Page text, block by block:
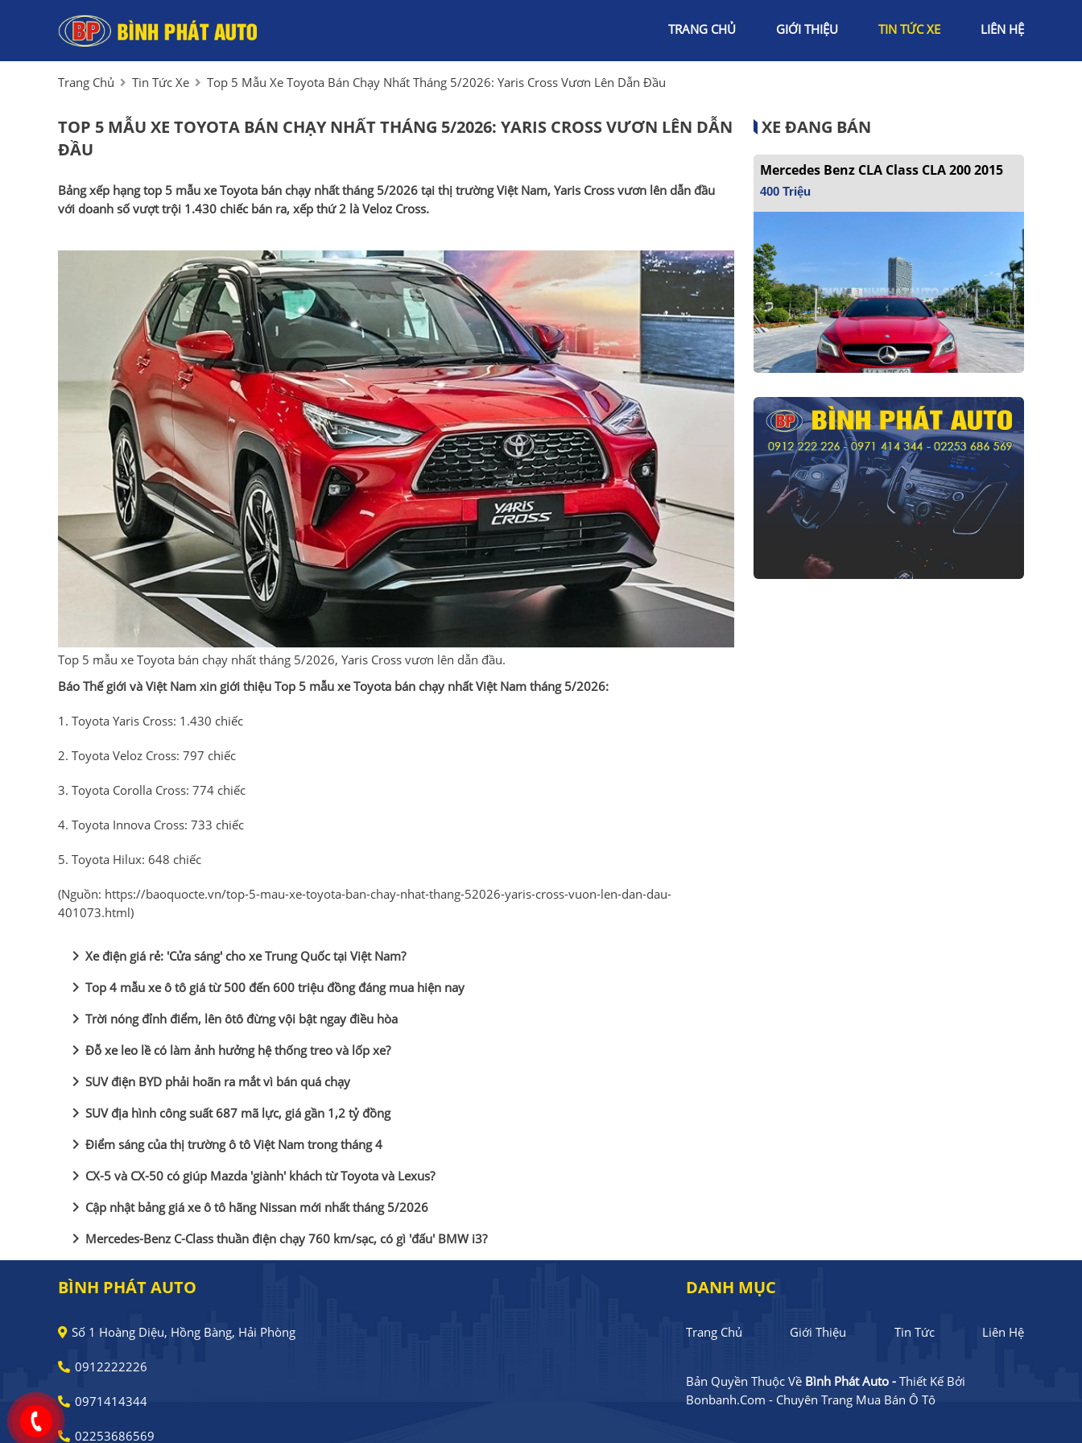
TRANG CHỦ GIỚI THIỆU TIN TỨC XE LIÊN HỆ
Trang Chủ Tin Tức Xe Top 5 Mẫu Xe Toyota Bán Chạy Nhất Tháng 5/2026: Yaris Cross Vươn Lên Dẫn Đầu
TOP 5 MẪU XE TOYOTA BÁN CHẠY NHẤT THÁNG 5/2026: YARIS CROSS VƯƠN LÊN DẪN
ĐẦU
Bảng xếp hạng top 5 mẫu xe Toyota bán chạy nhất tháng 5/2026 tại thị trường Việt Nam, Yaris Cross vươn lên dẫn đầu
với doanh số vượt trội 1.430 chiếc bán ra, xếp thứ 2 là Veloz Cross.
Top 5 mẫu xe Toyota bán chạy nhất tháng 5/2026, Yaris Cross vươn lên dẫn đầu.
Báo Thế giới và Việt Nam xin giới thiệu Top 5 mẫu xe Toyota bán chạy nhất Việt Nam tháng 5/2026:
1. Toyota Yaris Cross: 1.430 chiếc
2. Toyota Veloz Cross: 797 chiếc
3. Toyota Corolla Cross: 774 chiếc
4. Toyota Innova Cross: 733 chiếc
5. Toyota Hilux: 648 chiếc
(Nguồn: https://baoquocte.vn/top-5-mau-xe-toyota-ban-chay-nhat-thang-52026-yaris-cross-vuon-len-dan-dau-
401073.html)
chevron_right Xe điện giá rẻ: 'Cửa sáng' cho xe Trung Quốc tại Việt Nam?
chevron_right Top 4 mẫu xe ô tô giá từ 500 đến 600 triệu đồng đáng mua hiện nay
chevron_right Trời nóng đỉnh điểm, lên ôtô đừng vội bật ngay điều hòa
chevron_right Đỗ xe leo lề có làm ảnh hưởng hệ thống treo và lốp xe?
chevron_right SUV điện BYD phải hoãn ra mắt vì bán quá chạy
chevron_right SUV địa hình công suất 687 mã lực, giá gần 1,2 tỷ đồng
chevron_right Điểm sáng của thị trường ô tô Việt Nam trong tháng 4
chevron_right CX-5 và CX-50 có giúp Mazda 'giành' khách từ Toyota và Lexus?
chevron_right Cập nhật bảng giá xe ô tô hãng Nissan mới nhất tháng 5/2026
chevron_right Mercedes-Benz C-Class thuần điện chạy 760 km/sạc, có gì 'đấu' BMW i3?
XE ĐANG BÁN
Mercedes Benz CLA Class CLA 200 2015
400 Triệu
BÌNH PHÁT AUTO
Số 1 Hoàng Diệu, Hồng Bàng, Hải Phòng
0912222226
0971414344
02253686569
DANH MỤC
Trang Chủ Giới Thiệu Tin Tức Liên Hệ
Bản Quyền Thuộc Về Bình Phát Auto - Thiết Kế Bởi
Bonbanh.com - Chuyên Trang Mua Bán Ô Tô